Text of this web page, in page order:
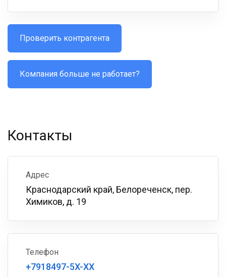
Проверить контрагента
Компания больше не работает?
Контакты
Адрес
Краснодарский край, Белореченск, пер.
Химиков, д. 19
Телефон
+7918497-5X-XX